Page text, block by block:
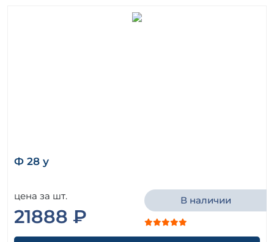
Ф 28 у
цена за шт.
21888 ₽
В наличии